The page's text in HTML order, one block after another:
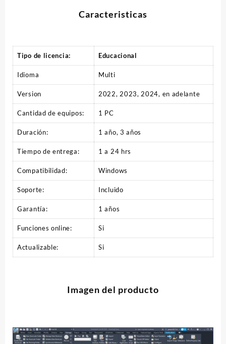
Caracteristicas
Tipo de licencia: Educacional
Idioma Multi
Version 2022, 2023, 2024, en adelante
Cantidad de equipos: 1 PC
Duración: 1 año, 3 años
Tiempo de entrega: 1 a 24 hrs
Compatibilidad: Windows
Soporte: Incluido
Garantía: 1 años
Funciones online: Si
Actualizable: Si
Imagen del producto